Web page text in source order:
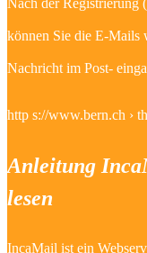
Nach der Registrierung
können Sie die E-Mails
Nachricht im Post-
http s://www.bern.ch ›
Anleitung
lesen
IncaMail ist ein